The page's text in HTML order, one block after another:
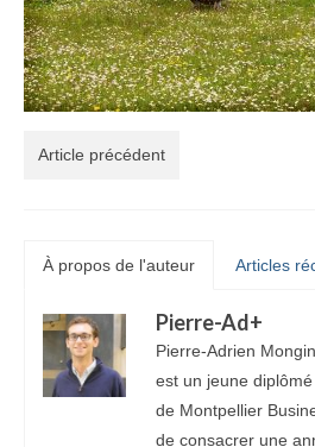
Article précédent
À propos de l'auteur Articles
Pierre-Ad+
Pierre-Adrien Mongin
est un jeune diplômé
de Montpellier
de consacrer une